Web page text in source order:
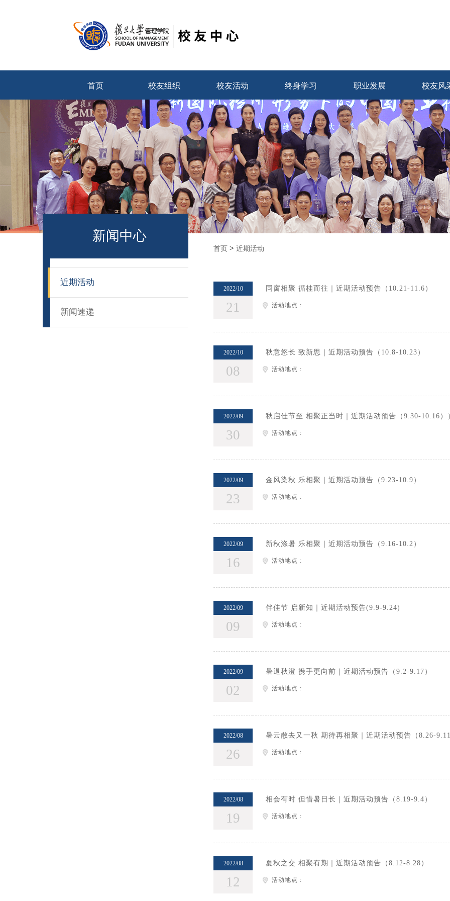
首页 校友组织 校友活动 终身学习 职业发展 校友风
新闻中心
近期活动
新闻速递
首页 > 近期活动
2022/10
21
同窗相聚 循桂而往｜近期活动预告（10.21-11.6）
活动地点 :
2022/10
08
秋意悠长 致新思｜近期活动预告（10.8-10.23）
活动地点 :
2022/09
30
秋启佳节至 相聚正当时｜近期活动预告（9.30-10.16）
活动地点 :
2022/09
23
金风染秋 乐相聚｜近期活动预告（9.23-10.9）
活动地点 :
2022/09
16
新秋涤暑 乐相聚｜近期活动预告（9.16-10.2）
活动地点 :
2022/09
09
伴佳节 启新知｜近期活动预告(9.9-9.24)
活动地点 :
2022/09
02
暑退秋澄 携手更向前｜近期活动预告（9.2-9.17）
活动地点 :
2022/08
26
暑云散去又一秋 期待再相聚｜近期活动预告（8.26-
活动地点 :
2022/08
19
相会有时 但惜暑日长｜近期活动预告（8.19-9.4）
活动地点 :
2022/08
12
夏秋之交 相聚有期｜近期活动预告（8.12-8.28）
活动地点 :